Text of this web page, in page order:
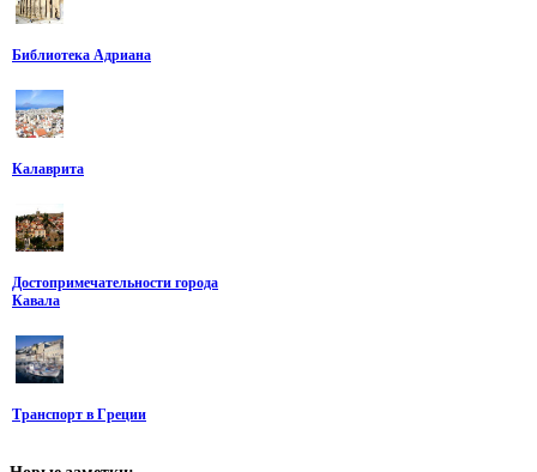
Библиотека Адриана
Калаврита
Достопримечательности города
Кавала
Транспорт в Гpеции